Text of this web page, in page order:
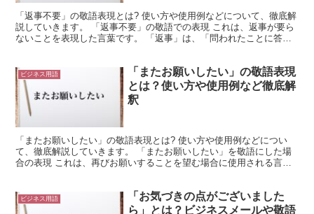
「返事不要」の敬語表現とは? 使い方や使用例などについて、徹底解
説していきます。 「返事不要」の敬語での表現 これは、返事が要ら
ないことを表現した言葉です。 「返事」は、「問われたことに答え
ビジネス用語
「またお願いしたい」の敬語表現
とは？使い方や使用例など徹底解
釈
「またお願いしたい」の敬語表現とは? 使い方や使用例などについ
て、徹底解説していきます。 「またお願いしたい」を敬語にした場
合の表現 これは、再びお願いすることを望む場合に使用される言葉
ビジネス用語
「お気づきの点がございました
ら」とは？ビジネスメールや敬語